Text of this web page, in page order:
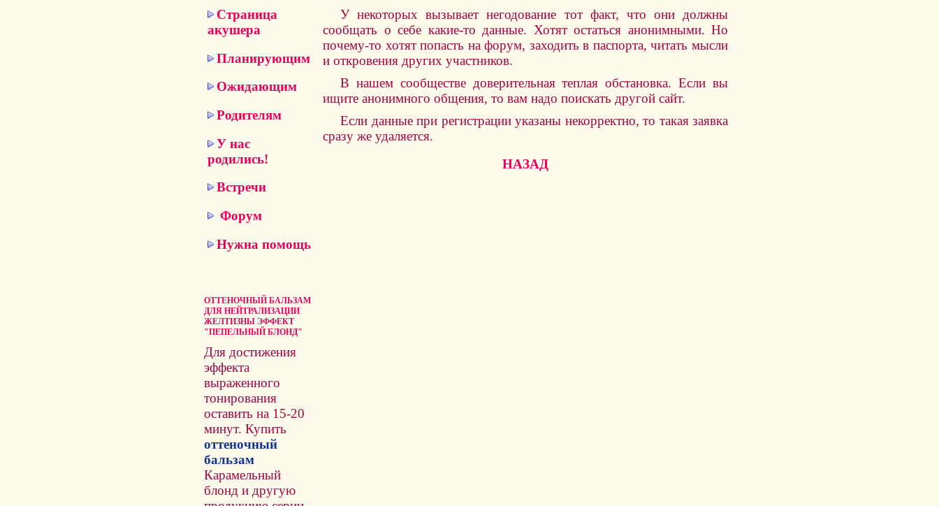
Страница
акушера
Планирующим
Ожидающим
Родителям
У нас
родились!
Встречи
Форум
Нужна помощь
ОТТЕНОЧНЫЙ БАЛЬЗАМ
ДЛЯ НЕЙТРАЛИЗАЦИИ
ЖЕЛТИЗНЫ ЭФФЕКТ
"ПЕПЕЛЬНЫЙ БЛОНД"
Для достижения
эффекта
выраженного
тонирования
оставить на 15-20
минут. Купить
оттеночный
бальзам
Карамельный
блонд и другую
У некоторых вызывает негодование тот факт, что они должны
сообщать о себе какие-то данные. Хотят остаться анонимными. Но
почему-то хотят попасть на форум, заходить в паспорта, читать мысли
и откровения других участников.
В нашем сообществе доверительная теплая обстановка. Если вы
ищите анонимного общения, то вам надо поискать другой сайт.
Если данные при регистрации указаны некорректно, то такая заявка
сразу же удаляется.
НАЗАД